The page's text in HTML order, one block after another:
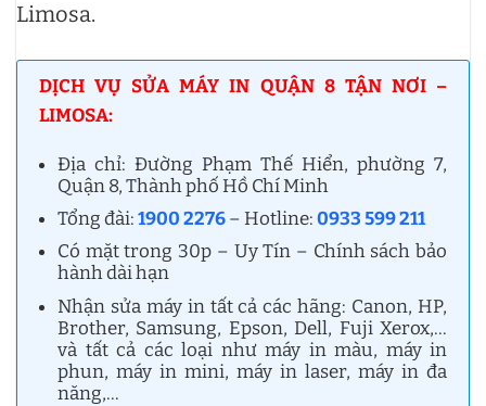
Limosa.
DỊCH VỤ SỬA MÁY IN QUẬN 8 TẬN NƠI –
LIMOSA:
Địa chỉ: Đường Phạm Thế Hiển, phường 7,
Quận 8, Thành phố Hồ Chí Minh
Tổng đài:1900 2276– Hotline:0933 599 211
Có mặt trong 30p – Uy Tín – Chính sách bảo
hành dài hạn
Nhận sửa máy in tất cả các hãng: Canon, HP,
Brother, Samsung, Epson, Dell, Fuji Xerox,…
và tất cả các loại như máy in màu, máy in
phun, máy in mini, máy in laser, máy in đa
năng,…